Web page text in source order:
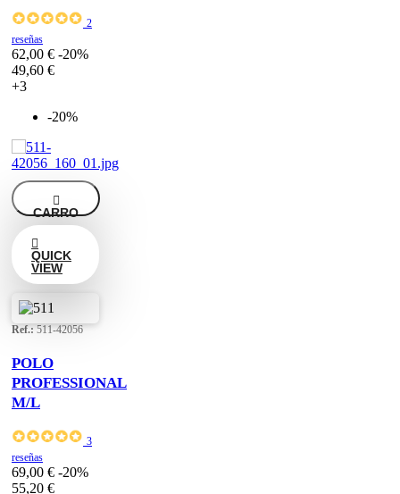
2
reseñas
62,00 € -20%
49,60 €
+3
-20%

CARRO

QUICK
VIEW
Ref.:511-42056
POLO
PROFESSIONAL
M/L
3
reseñas
69,00 € -20%
55,20 €